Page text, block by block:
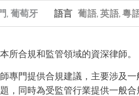
, 葡萄牙 語言 葡語 英語 粵
所合規和監管領域的資深律師。
專門提供合規建議，主要涉及
，同時為受監管行業提供一般合